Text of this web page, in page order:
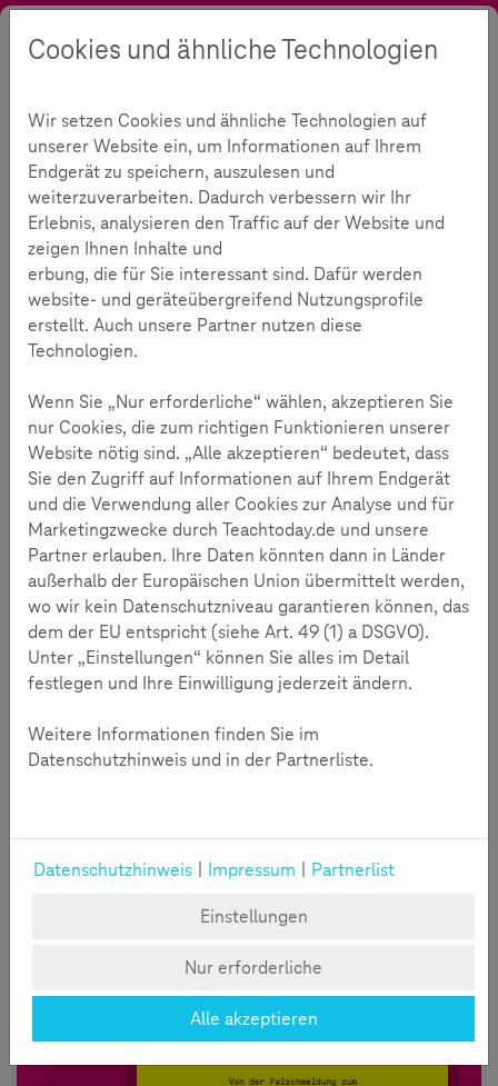
Suche Kontrast Sprache
Die Toolbox Meine Toolbox
In der Toolbox finden Sie schnell und übersichtlich
vielfältige Materialen zur Förderung der Medien- und
Demokratiekompetenz junger Menschen im Alter von 9-16
Jahren.
Filter zurücksetzen
Karten
13-16 Jahre
Calliope - smarter Coach
Anleitung
Calliope - smarter Coach
Bewegungsübungen für den Sport programmieren
Material:
Anleitung
Format:
Link
Cookies und ähnliche Technologien
Wir setzen Cookies und ähnliche Technologien auf
unserer Website ein, um Informationen auf Ihrem
Endgerät zu speichern, auszulesen und
weiterzuverarbeiten. Dadurch verbessern wir Ihr
Erlebnis, analysieren den Traffic auf der Website und
zeigen Ihnen Inhalte und
erbung, die für Sie interessant sind. Dafür werden
website- und geräteübergreifend Nutzungsprofile
erstellt. Auch unsere Partner nutzen diese
Technologien.
Wenn Sie „Nur erforderliche“ wählen, akzeptieren Sie
nur Cookies, die zum richtigen Funktionieren unserer
Website nötig sind. „Alle akzeptieren“ bedeutet, dass
Sie den Zugriff auf Informationen auf Ihrem Endgerät
und die Verwendung aller Cookies zur Analyse und für
Marketingzwecke durch Teachtoday.de und unsere
Partner erlauben. Ihre Daten könnten dann in Länder
außerhalb der Europäischen Union übermittelt werden,
wo wir kein Datenschutzniveau garantieren können, das
dem der EU entspricht (siehe Art. 49 (1) a DSGVO).
Unter „Einstellungen“ können Sie alles im Detail
festlegen und Ihre Einwilligung jederzeit ändern.
Weitere Informationen finden Sie im
Datenschutzhinweis und in der Partnerliste.
Datenschutzhinweis Impressum
Partnerlist
Einstellungen
Nur erforderliche
Alle akzeptieren